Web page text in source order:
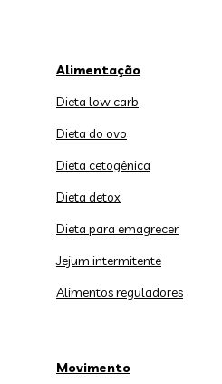
Alimentação
Dieta low carb
Dieta do ovo
Dieta cetogênica
Dieta detox
Dieta para emagrecer
Jejum intermitente
Alimentos reguladores
Movimento